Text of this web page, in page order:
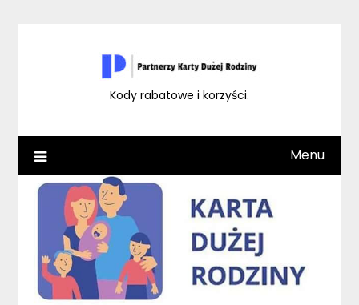
Kody rabatowe i korzyści.
Menu